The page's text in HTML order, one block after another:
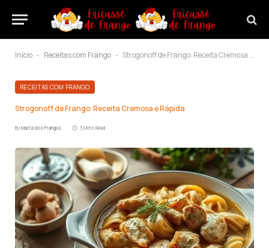
Início - Receitas com Frango - Strogonoff de Frango: Receita Cremosa e Rápida
RECEITAS COM FRANGO
Strogonoff de Frango: Receita Cremosa e Rápida
ByMarta dos Frangos 3 Mins Read